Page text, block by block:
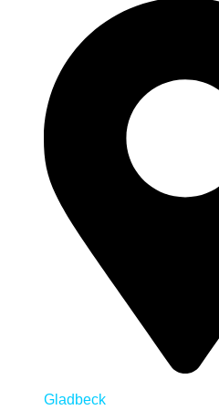
Gladbeck